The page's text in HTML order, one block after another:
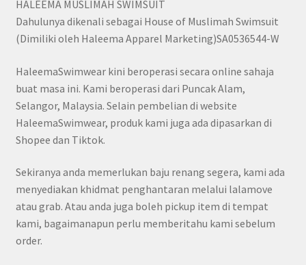
HALEEMA MUSLIMAH SWIMSUIT
Dahulunya dikenali sebagai House of Muslimah Swimsuit
(Dimiliki oleh Haleema Apparel Marketing)SA0536544-W
HaleemaSwimwear kini beroperasi secara online sahaja
buat masa ini. Kami beroperasi dari Puncak Alam,
Selangor, Malaysia. Selain pembelian di website
HaleemaSwimwear, produk kami juga ada dipasarkan di
Shopee dan Tiktok.
Sekiranya anda memerlukan baju renang segera, kami ada
menyediakan khidmat penghantaran melalui lalamove
atau grab. Atau anda juga boleh pickup item di tempat
kami, bagaimanapun perlu memberitahu kami sebelum
order.